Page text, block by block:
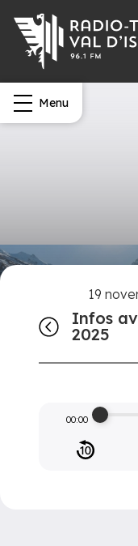
Menu
19
Infos
2025
00:00